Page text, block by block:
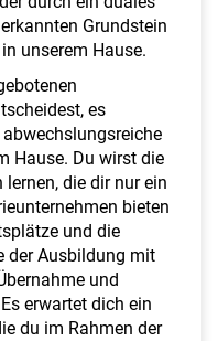
Grundstein
unserem Hause.
es
Hause. Du wirst die
die dir nur ein
bieten
und die
der Ausbildung mit
und
erwartet dich ein
du im Rahmen der